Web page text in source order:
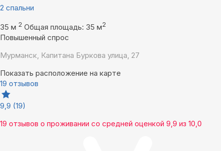
2 спальни
35 м 2 Общая площадь: 35 м2
Повышенный спрос
Мурманск, Капитана Буркова улица, 27
Показать расположение на карте
19 отзывов
9,9 (19)
19 отзывов о проживании со средней оценкой 9,9 из 10,0